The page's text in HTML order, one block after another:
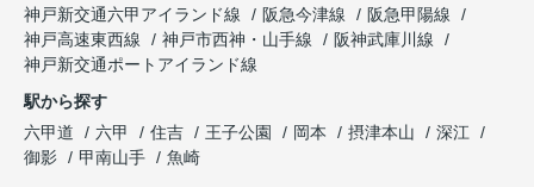
神戸新交通六甲アイランド線
阪急今津線
阪急甲陽線
神戸高速東西線
神戸市西神・山手線
阪神武庫川線
神戸新交通ポートアイランド線
駅から探す
六甲道
六甲 住吉 王子公園 岡本 摂津本山
深江
御影
甲南山手 魚崎